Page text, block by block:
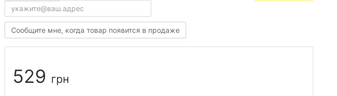
Сообщите мне, когда товар появится в продаже
529 грн